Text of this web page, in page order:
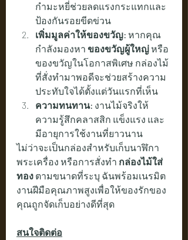
กำมะหยี่ช่วยลดแรงกระแทกและ
ป้องกันรอยขีดข่วน
เพิ่มมูลค่าให้ของขวัญ: หากคุณ
กำลังมองหา ของขวัญผู้ใหญ่ หรือ
ของขวัญในโอกาสพิเศษ กล่องไม้
ที่สั่งทำมาพอดีจะช่วยสร้างความ
ประทับใจได้ตั้งแต่วันแรกที่เห็น
ความทนทาน: งานไม้จริงให้
ความรู้สึกคลาสสิก แข็งแรง และ
มีอายุการใช้งานที่ยาวนาน
ไม่ว่าจะเป็นกล่องสำหรับเก็บนาฬิกา
พระเครื่อง หรือการสั่งทำ กล่องไม้ใส่
ทอง ตามขนาดที่ระบุ ฉันพร้อมเนรมิต
งานฝีมือคุณภาพสูงเพื่อให้ของรักของ
คุณถูกจัดเก็บอย่างดีที่สุด
สนใจติดต่อ